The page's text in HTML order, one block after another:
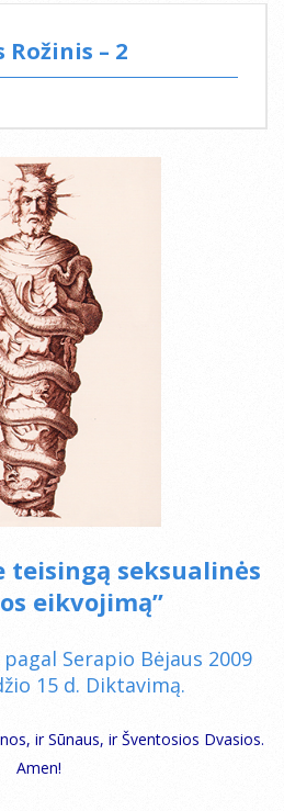
Rožinis – 2
teisingą seksualinės
eikvojimą”
Serapio Bėjaus 2009
15 d. Diktavimą.
ir Sūnaus, ir Šventosios Dvasios.
Amen!